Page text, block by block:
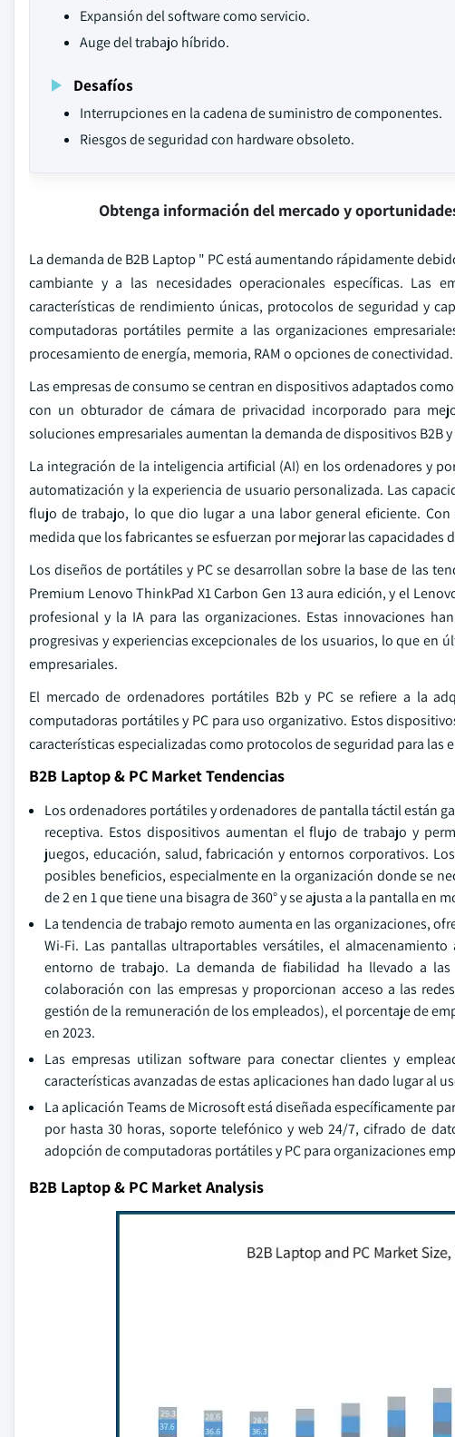
Expansión del software como servicio.
Auge del trabajo híbrido.
Desafíos
Interrupciones en la cadena de suministro de componentes.
Riesgos de seguridad con hardware obsoleto.
Obtenga información del mercado y
La demanda de B2B Laptop " PC está aumentando rápidamente
cambiante y a las necesidades operacionales específicas. Las
características de rendimiento únicas, protocolos de seguridad y
computadoras portátiles permite a las organizaciones
procesamiento de energía, memoria, RAM o opciones de conectividad.
Las empresas de consumo se centran en dispositivos adaptados
con un obturador de cámara de privacidad incorporado para
soluciones empresariales aumentan la demanda de dispositivos B2B y
La integración de la inteligencia artificial (AI) en los ordenadores y
automatización y la experiencia de usuario personalizada. Las
flujo de trabajo, lo que dio lugar a una labor general eficiente.
medida que los fabricantes se esfuerzan por mejorar las capacidades
Los diseños de portátiles y PC se desarrollan sobre la base de las
Premium Lenovo ThinkPad X1 Carbon Gen 13 aura edición, y el
profesional y la IA para las organizaciones. Estas innovaciones
progresivas y experiencias excepcionales de los usuarios, lo que
empresariales.
El mercado de ordenadores portátiles B2b y PC se refiere a la
computadoras portátiles y PC para uso organizativo. Estos
características especializadas como protocolos de seguridad para
B2B Laptop & PC Market Tendencias
Los ordenadores portátiles y ordenadores de pantalla táctil están
receptiva. Estos dispositivos aumentan el flujo de trabajo y
juegos, educación, salud, fabricación y entornos corporativos.
posibles beneficios, especialmente en la organización donde se
de 2 en 1 que tiene una bisagra de 360° y se ajusta a la pantalla en
La tendencia de trabajo remoto aumenta en las organizaciones,
Wi-Fi. Las pantallas ultraportables versátiles, el
entorno de trabajo. La demanda de fiabilidad ha llevado a
colaboración con las empresas y proporcionan acceso a las
gestión de la remuneración de los empleados), el porcentaje de
en 2023.
Las empresas utilizan software para conectar clientes y
características avanzadas de estas aplicaciones han dado lugar al
La aplicación Teams de Microsoft está diseñada específicamente
por hasta 30 horas, soporte telefónico y web 24/7, cifrado de
adopción de computadoras portátiles y PC para organizaciones
B2B Laptop & PC Market Analysis